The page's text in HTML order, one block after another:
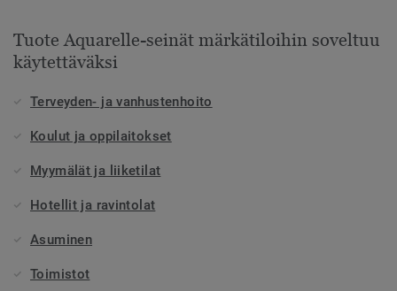
Tuote Aquarelle-seinät märkätiloihin soveltuu
käytettäväksi
Terveyden- ja vanhustenhoito
Koulut ja oppilaitokset
Myymälät ja liiketilat
Hotellit ja ravintolat
Asuminen
Toimistot